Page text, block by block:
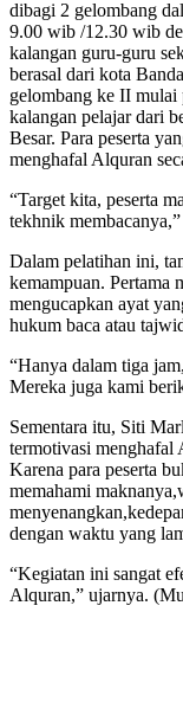
dibagi 2 gelombang
9.00 wib /12.30 wib
kalangan guru-guru
berasal dari kota
gelombang ke II
kalangan pelajar dari
Besar. Para peserta
menghafal Alquran
“Target kita, peserta
tekhnik
Dalam pelatihan ini,
kemampuan. Pertama
mengucapkan ayat
hukum baca atau
“Hanya dalam tiga
Mereka juga kami
Sementara itu, Siti
termotivasi menghafal
Karena para peserta
memahami
dengan waktu yang
“Kegiatan ini sangat
Alquran,” ujarnya.